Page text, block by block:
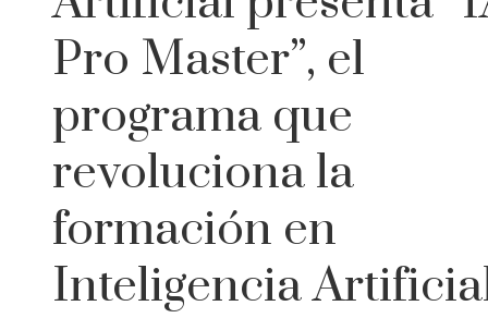
Pro Master”, el
programa que
revoluciona la
formación en
Inteligencia